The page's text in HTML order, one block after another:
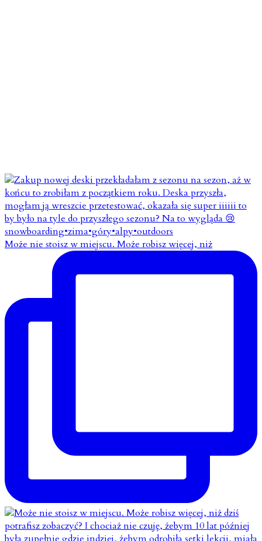
Może nie stoisz w miejscu. Może robisz więcej, niż